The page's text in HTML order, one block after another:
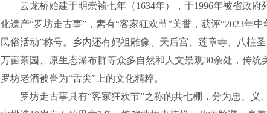
云龙桥始建于明崇祯七年（1634年），于1996年被省政府
化遗产“罗坊走古事”，素有“客家狂欢节”美誉，获评“2023年
民俗活动”称号。乡内还有妈祖雕像、天后宫、莲章寺、八柱
万亩茶园、原生态瀑布群等众多自然和人文景观30余处，传统
罗坊老酒被誉为“舌尖”上的文化精粹。
罗坊走古事具有“客家狂欢节”之称的共七棚，分为忠、义